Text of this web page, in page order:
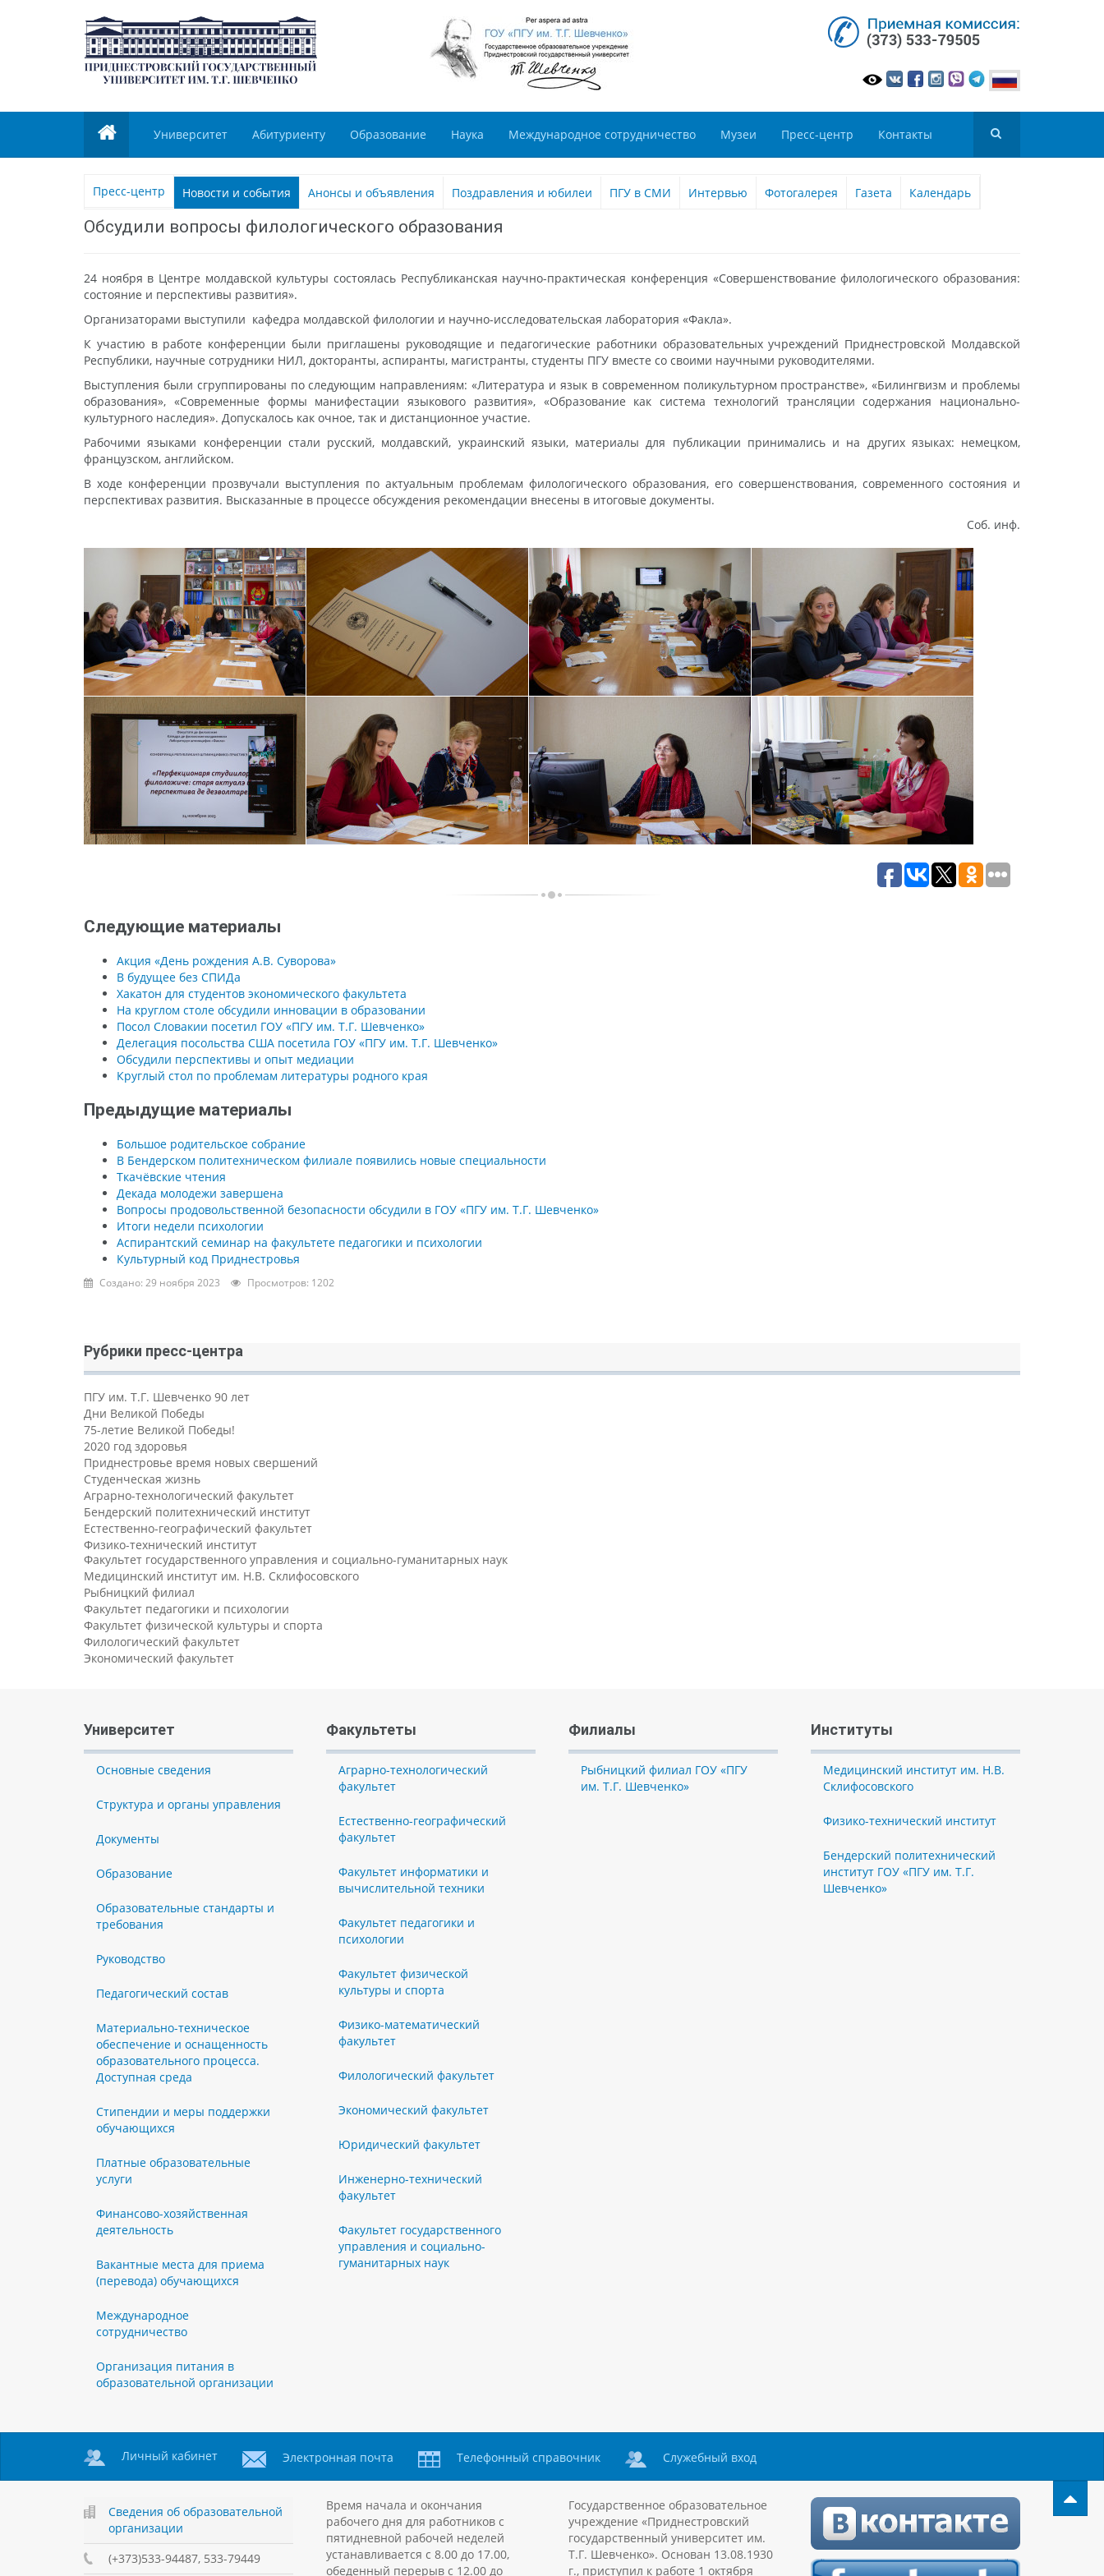
Университет Абитуриенту Образование Наука Международное сотрудничество Музеи Пресс-центр Контакты
Пресс-центр Новости и события Анонсы и объявления Поздравления и юбилеи ПГУ в СМИ Интервью Фотогалерея Газета Календарь
Обсудили вопросы филологического образования
24 ноября в Центре молдавской культуры состоялась Республиканская научно-практическая конференция «Совершенствование филологического образования:
состояние и перспективы развития».
Организаторами выступили кафедра молдавской филологии и научно-исследовательская лаборатория «Факла».
К участию в работе конференции были приглашены руководящие и педагогические работники образовательных учреждений Приднестровской Молдавской
Республики, научные сотрудники НИЛ, докторанты, аспиранты, магистранты, студенты ПГУ вместе со своими научными руководителями.
Выступления были сгруппированы по следующим направлениям: «Литература и язык в современном поликультурном пространстве», «Билингвизм и проблемы
образования», «Современные формы манифестации языкового развития», «Образование как система технологий трансляции содержания национально-
культурного наследия». Допускалось как очное, так и дистанционное участие.
Рабочими языками конференции стали русский, молдавский, украинский языки, материалы для публикации принимались и на других языках: немецком,
французском, английском.
В ходе конференции прозвучали выступления по актуальным проблемам филологического образования, его совершенствования, современного состояния и
перспективах развития. Высказанные в процессе обсуждения рекомендации внесены в итоговые документы.
Соб. инф.
Следующие материалы
Акция «День рождения А.В. Суворова»
В будущее без СПИДа
Хакатон для студентов экономического факультета
На круглом столе обсудили инновации в образовании
Посол Словакии посетил ГОУ «ПГУ им. Т.Г. Шевченко»
Делегация посольства США посетила ГОУ «ПГУ им. Т.Г. Шевченко»
Обсудили перспективы и опыт медиации
Круглый стол по проблемам литературы родного края
Предыдущие материалы
Большое родительское собрание
В Бендерском политехническом филиале появились новые специальности
Ткачёвские чтения
Декада молодежи завершена
Вопросы продовольственной безопасности обсудили в ГОУ «ПГУ им. Т.Г. Шевченко»
Итоги недели психологии
Аспирантский семинар на факультете педагогики и психологии
Культурный код Приднестровья
Создано: 29 ноября 2023 Просмотров: 1202
Рубрики пресс-центра
ПГУ им. Т.Г. Шевченко 90 лет
Дни Великой Победы
75-летие Великой Победы!
2020 год здоровья
Приднестровье время новых свершений
Студенческая жизнь
Аграрно-технологический факультет
Бендерский политехнический институт
Естественно-географический факультет
Физико-технический институт
Факультет государственного управления и социально-гуманитарных наук
Медицинский институт им. Н.В. Склифосовского
Рыбницкий филиал
Факультет педагогики и психологии
Факультет физической культуры и спорта
Филологический факультет
Экономический факультет
Университет
Основные сведения
Структура и органы управления
Документы
Образование
Образовательные стандарты и
требования
Руководство
Педагогический состав
Материально-техническое
обеспечение и оснащенность
образовательного процесса.
Доступная среда
Стипендии и меры поддержки
обучающихся
Платные образовательные
услуги
Финансово-хозяйственная
деятельность
Вакантные места для приема
(перевода) обучающихся
Международное
сотрудничество
Организация питания в
образовательной организации
Факультеты
Аграрно-технологический
факультет
Естественно-географический
факультет
Факультет информатики и
вычислительной техники
Факультет педагогики и
психологии
Факультет физической
культуры и спорта
Физико-математический
факультет
Филологический факультет
Экономический факультет
Юридический факультет
Инженерно-технический
факультет
Факультет государственного
управления и социально-
гуманитарных наук
Филиалы
Рыбницкий филиал ГОУ «ПГУ
им. Т.Г. Шевченко»
Институты
Медицинский институт им. Н.В.
Склифосовского
Физико-технический институт
Бендерский политехнический
институт ГОУ «ПГУ им. Т.Г.
Шевченко»
Личный кабинет Электронная почта Телефонный справочник Служебный вход
Сведения об образовательной
организации
(+373)533-94487, 533-79449
Время начала и окончания
рабочего дня для работников с
пятидневной рабочей неделей
устанавливается с 8.00 до 17.00,
обеденный перерыв с 12.00 до
Государственное образовательное
учреждение «Приднестровский
государственный университет им.
Т.Г. Шевченко». Основан 13.08.1930
г., приступил к работе 1 октября